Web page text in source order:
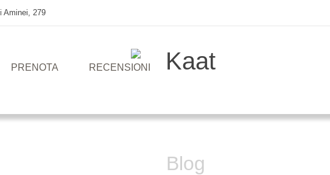
Aminei, 279
PRENOTA RECENSIONI
Blog